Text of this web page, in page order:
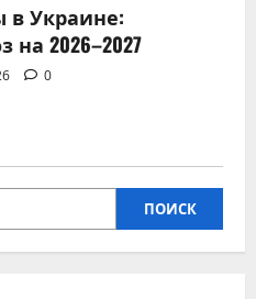
в Украине:
2026–2027
0
ПОИСК